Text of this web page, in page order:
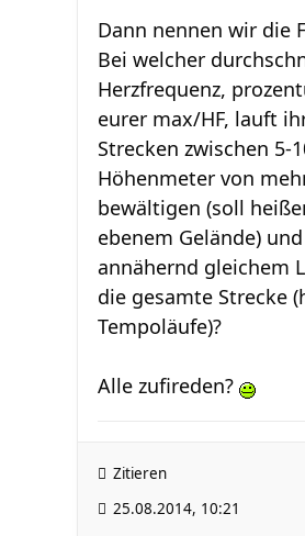
Dann nennen wir die
Bei welcher
Herzfrequenz,
eurer max/HF, lauft
Strecken zwischen 5-
Höhenmeter von
bewältigen (soll
ebenem Gelände)
annähernd gleichem
die gesamte Strecke
Tempoläufe)?
Alle zufireden?
Zitieren
25.08.2014, 10:21